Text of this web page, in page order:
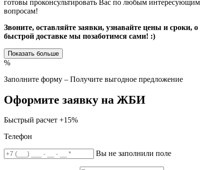
готовы проконсультировать Вас по любым интересующим
вопросам!
Звоните, оставляйте заявки, узнавайте цены и сроки, о
быстрой доставке мы позаботимся сами! :)
Показать больше
%
Заполните форму – Получите выгодное предложение
Оформите заявку на ЖБИ
Быстрый расчет +15%
Телефон
Вы не заполнили поле